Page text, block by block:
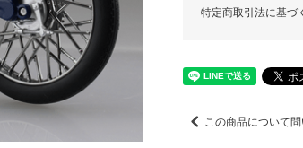
特定商取引法に基づ
この商品について